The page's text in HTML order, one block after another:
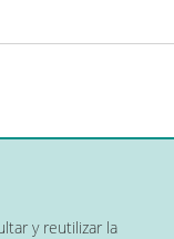
y reutilizar la